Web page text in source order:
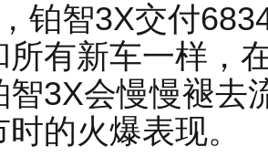
铂智3X交付
所有新车一样，
智3X会慢慢褪去
的火爆表现。